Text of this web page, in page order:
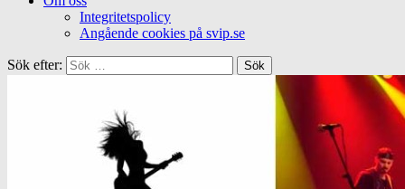
Integritetspolicy
Angående cookies på svip.se
Sök efter: